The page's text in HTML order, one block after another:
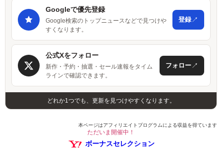
Googleで優先登録
Google検索のトップニュースなどで見つけや
すくなります。
登録↗
公式Xをフォロー
新作・予約・抽選・セール速報をタイム
ラインで確認できます。
フォロー↗
どれか1つでも、更新を見つけやすくなります。
本ページはアフィリエイトプログラムによる収益を得ています
ただいま開催中！
ボーナスセレクション